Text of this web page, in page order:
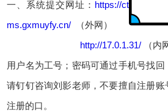
一、系统提交网址： https://ct
ms.gxmuyfy.cn/ （外网）
http://17.0.1.31/ （内
用户名为工号；密码可通过手机号找回
请钉钉咨询刘影老师，不要擅自注册
注册的口。